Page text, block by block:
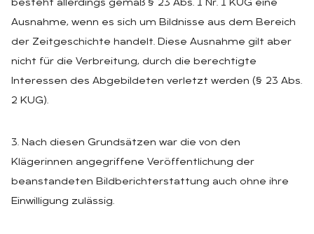
besteht allerdings gemäß § 23 Abs. 1 Nr. 1 KUG eine
Ausnahme, wenn es sich um Bildnisse aus dem Bereich
der Zeitgeschichte handelt. Diese Ausnahme gilt aber
nicht für die Verbreitung, durch die berechtigte
Interessen des Abgebildeten verletzt werden (§ 23 Abs.
2 KUG).
3. Nach diesen Grundsätzen war die von den
Klägerinnen angegriffene Veröffentlichung der
beanstandeten Bildberichterstattung auch ohne ihre
Einwilligung zulässig.